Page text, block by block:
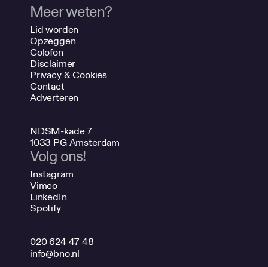
Meer weten?
Lid worden
Opzeggen
Colofon
Disclaimer
Privacy & Cookies
Contact
Adverteren
NDSM-kade 7
1033 PG Amsterdam
Volg ons!
Instagram
Vimeo
LinkedIn
Spotify
020 624 47 48
info@bno.nl